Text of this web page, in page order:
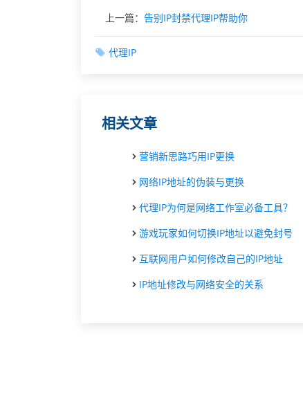
上一篇： 告别IP封禁代理IP帮助你
代理IP
相关文章
营销新思路巧用IP更换
网络IP地址的伪装与更换
代理IP为何是网络工作室必备工具？
游戏玩家如何切换IP地址以避免封号
互联网用户如何修改自己的IP地址
IP地址修改与网络安全的关系